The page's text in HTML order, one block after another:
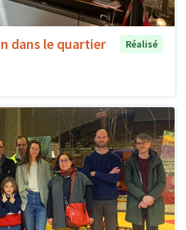
dans le quartier
Réalisé